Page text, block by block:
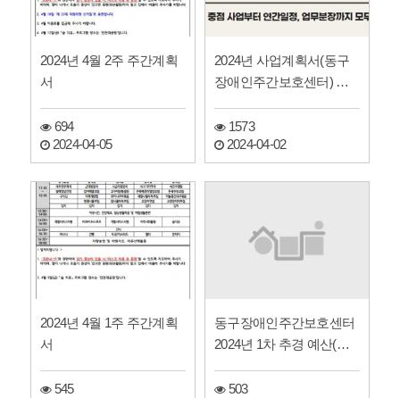
2024년 4월 2주 주간계획
서
694
2024-04-05
2024년 사업계획서(동구
장애인주간보호센터) 게
1573
2024-04-02
2024년 4월 1주 주간계획
서
545
동구장애인주간보호센터
2024년 1차 추경 예산(안)
503